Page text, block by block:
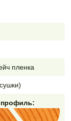
пленка